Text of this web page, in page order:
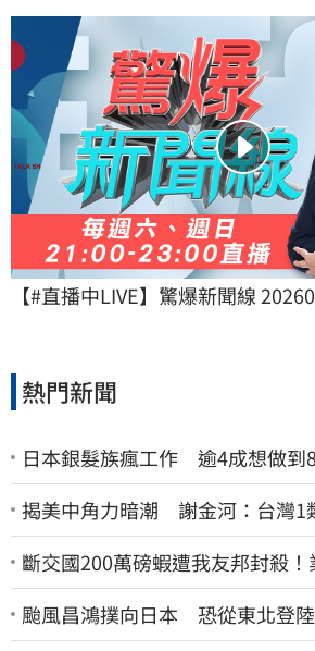
【#直播中LIVE】驚爆新聞線
熱門新聞
日本銀髮族瘋工作 逾4成想做到
揭美中角力暗潮 謝金河：台灣1
斷交國200萬磅蝦遭我友邦封殺！
颱風昌鴻撲向日本 恐從東北登